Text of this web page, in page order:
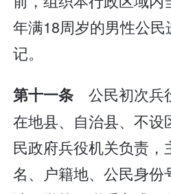
年满18周岁的男性公
记。
第十一条公民初次兵
在地县、自治县、不设
民政府兵役机关负责，
名、户籍地、公民身份